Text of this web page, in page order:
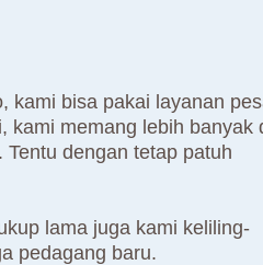
kami bisa pakai layanan
kami memang lebih banyak
dengan tetap patuh
lama juga kami keliling-
pedagang baru.